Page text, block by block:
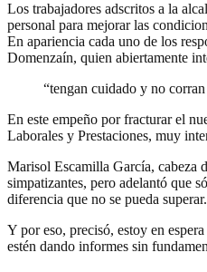
Los trabajadores adscritos a la
personal para mejorar las
En apariencia cada uno de los
Domenzaín, quien abiertamente
“tengan cuidado y no
En este empeño por fracturar el
Laborales y Prestaciones, muy
Marisol Escamilla García, cabeza
simpatizantes, pero adelantó que
diferencia que no se pueda superar.
Y por eso, precisó, estoy en
estén dando informes sin